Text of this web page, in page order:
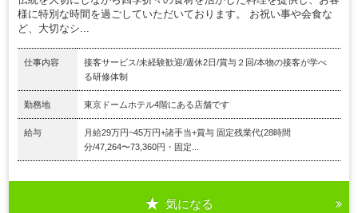
様に特別な時間を過ごしていただいております。 お祝い事や会食な
ど、大切なシ...
仕事内容
接客サービス/未経験歓迎/週休2日/賞与２回/本物の接客が学べ
る研修体制
勤務地 東京ドームホテル4階にある店舗です
給与
月給29万円~45万円+諸手当+賞与 固定残業代(28時間
分/47,264〜73,360円・固定...
気になる